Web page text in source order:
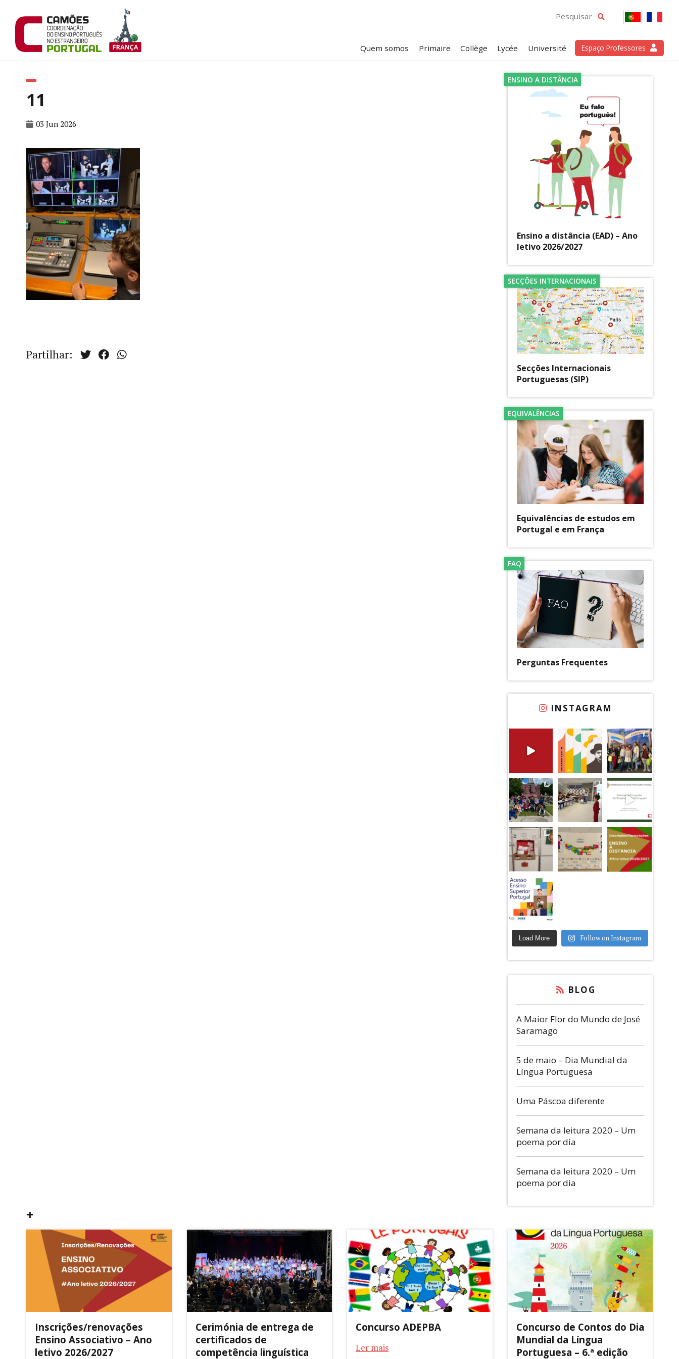
Quem somos Primaire Collège Lycée Université Espaço Professores
11
03 Jun 2026
Partilhar:
ENSINO A DISTÂNCIA
Ensino a distância (EAD) – Ano
letivo 2026/2027
SECÇÕES INTERNACIONAIS
Secções Internacionais
Portuguesas (SIP)
EQUIVALÊNCIAS
Equivalências de estudos em
Portugal e em França
FAQ
Perguntas Frequentes
INSTAGRAM
Load More Follow on Instagram
BLOG
A Maior Flor do Mundo de José
Saramago
5 de maio – Dia Mundial da
Língua Portuguesa
Uma Páscoa diferente
Semana da leitura 2020 – Um
poema por dia
Semana da leitura 2020 – Um
poema por dia
+
Inscrições/renovações
Ensino Associativo – Ano
letivo 2026/2027
Cerimónia de entrega de
certificados de
competência linguística
Concurso ADEPBA
Ler mais
Concurso de Contos do Dia
Mundial da Língua
Portuguesa – 6.ª edição